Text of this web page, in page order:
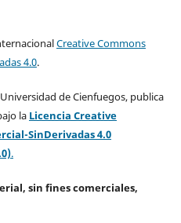
Creative Commons
4.0.
de Cienfuegos, publica
la Licencia Creative
SinDerivadas 4.0
.
sin fines comerciales,